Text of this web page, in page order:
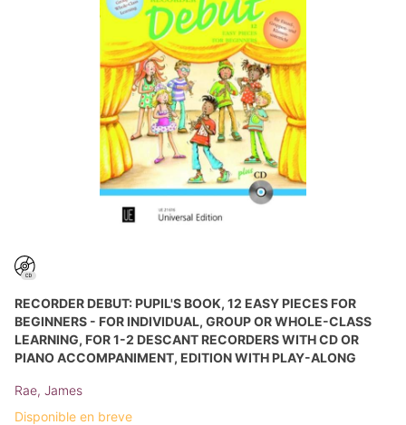
RECORDER DEBUT: PUPIL'S BOOK, 12 EASY PIECES FOR
BEGINNERS - FOR INDIVIDUAL, GROUP OR WHOLE-CLASS
LEARNING, FOR 1-2 DESCANT RECORDERS WITH CD OR
PIANO ACCOMPANIMENT, EDITION WITH PLAY-ALONG
Rae, James
Disponible en breve